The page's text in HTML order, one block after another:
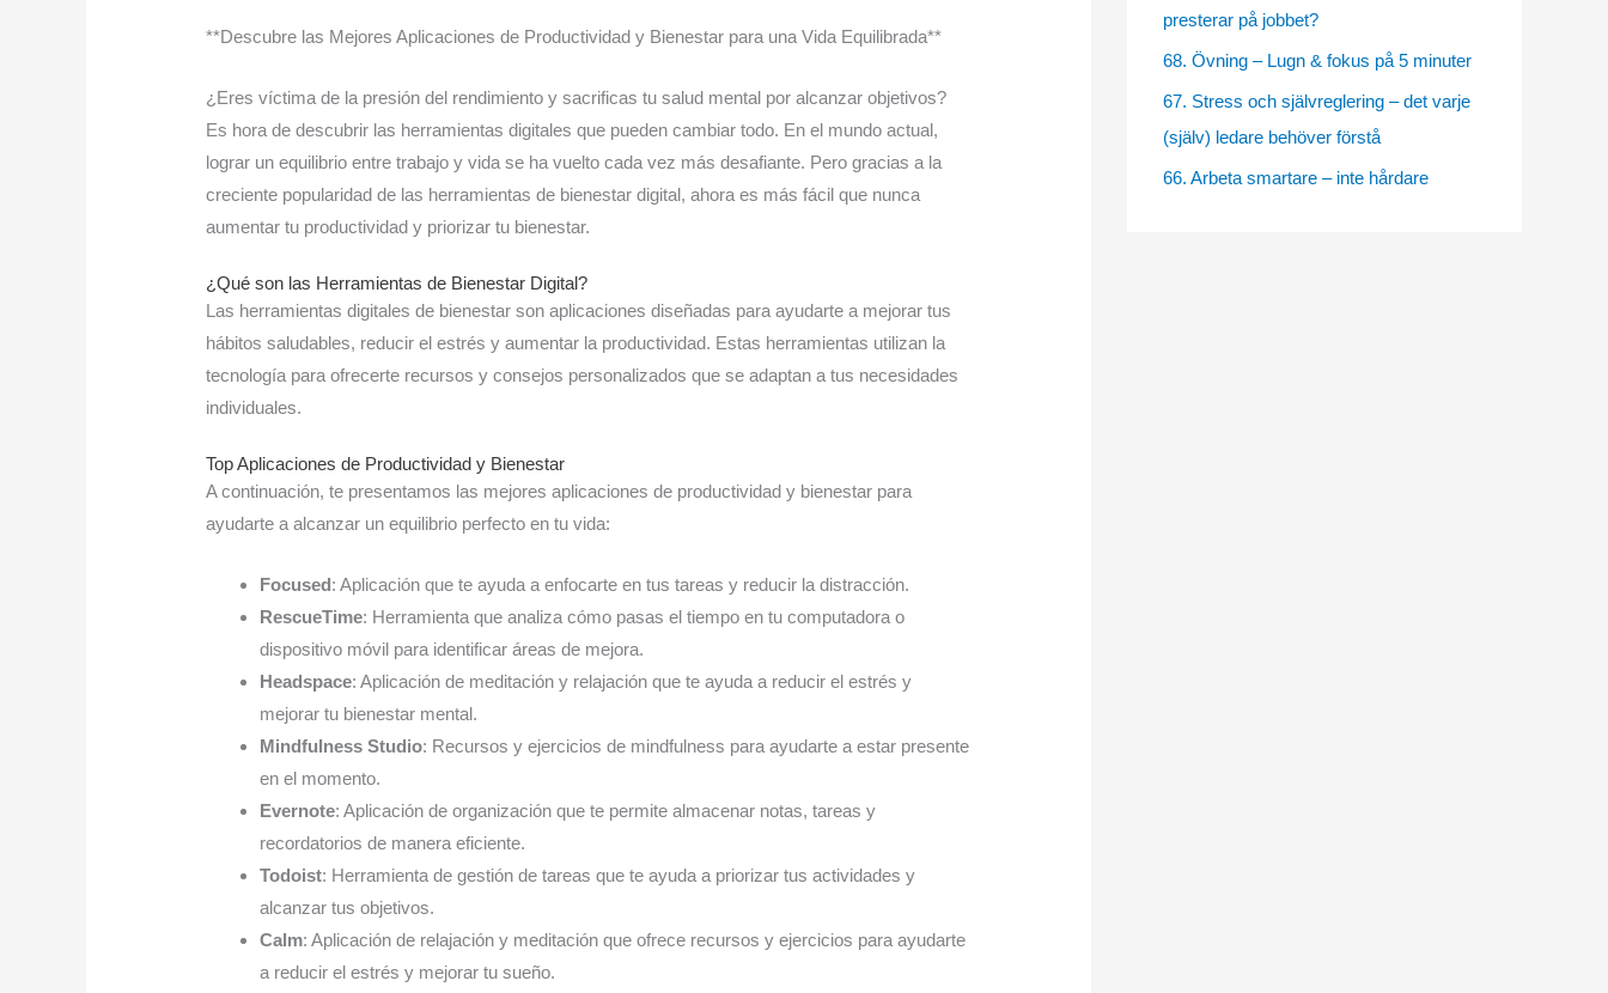
**Descubre las Mejores Aplicaciones de Productividad y Bienestar para una Vida Equilibrada**
¿Eres víctima de la presión del rendimiento y sacrificas tu salud mental por alcanzar objetivos?
Es hora de descubrir las herramientas digitales que pueden cambiar todo. En el mundo actual,
lograr un equilibrio entre trabajo y vida se ha vuelto cada vez más desafiante. Pero gracias a la
creciente popularidad de las herramientas de bienestar digital, ahora es más fácil que nunca
aumentar tu productividad y priorizar tu bienestar.
¿Qué son las Herramientas de Bienestar Digital?
Las herramientas digitales de bienestar son aplicaciones diseñadas para ayudarte a mejorar tus
hábitos saludables, reducir el estrés y aumentar la productividad. Estas herramientas utilizan la
tecnología para ofrecerte recursos y consejos personalizados que se adaptan a tus necesidades
individuales.
Top Aplicaciones de Productividad y Bienestar
A continuación, te presentamos las mejores aplicaciones de productividad y bienestar para
ayudarte a alcanzar un equilibrio perfecto en tu vida:
Focused: Aplicación que te ayuda a enfocarte en tus tareas y reducir la distracción.
RescueTime: Herramienta que analiza cómo pasas el tiempo en tu computadora o
dispositivo móvil para identificar áreas de mejora.
Headspace: Aplicación de meditación y relajación que te ayuda a reducir el estrés y
mejorar tu bienestar mental.
Mindfulness Studio: Recursos y ejercicios de mindfulness para ayudarte a estar presente
en el momento.
Evernote: Aplicación de organización que te permite almacenar notas, tareas y
recordatorios de manera eficiente.
Todoist: Herramienta de gestión de tareas que te ayuda a priorizar tus actividades y
alcanzar tus objetivos.
Calm: Aplicación de relajación y meditación que ofrece recursos y ejercicios para ayudarte
a reducir el estrés y mejorar tu sueño.
e
s
presterar på jobbet?
68. Övning – Lugn & fokus på 5 minuter
67. Stress och självreglering – det varje
(själv) ledare behöver förstå
66. Arbeta smartare – inte hårdare